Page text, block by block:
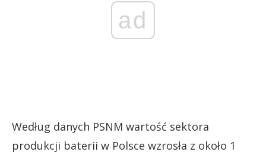
ad
Według danych PSNM wartość sektora
produkcji baterii w Polsce wzrosła z około 1